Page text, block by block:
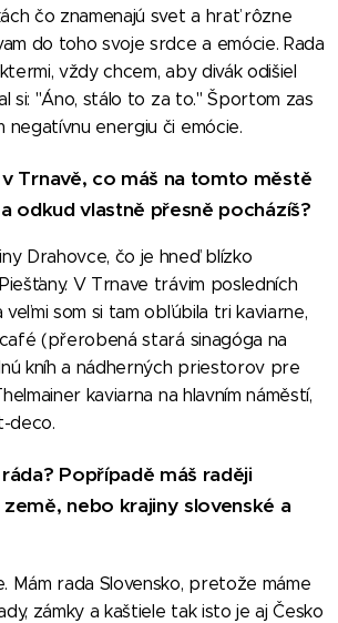
čo znamenajú svet a hrať rôzne
do toho svoje srdce a emócie. Rada
vždy chcem, aby divák odišiel
si: "Áno, stálo to za to." Športom zas
negatívnu energiu či emócie.
Trnavě, co máš na tomto městě
odkud vlastně přesně pocházíš?
Drahovce, čo je hneď blízko
V Trnave trávim posledních
som si tam obľúbila tri kaviarne,
(přerobená stará sinagóga na
kníh a nádherných priestorov pre
kaviarna na hlavním náměstí,
deco.
Popřípadě máš raději
nebo krajiny slovenské a
Mám rada Slovensko, pretože máme
zámky a kaštiele tak isto je aj Česko